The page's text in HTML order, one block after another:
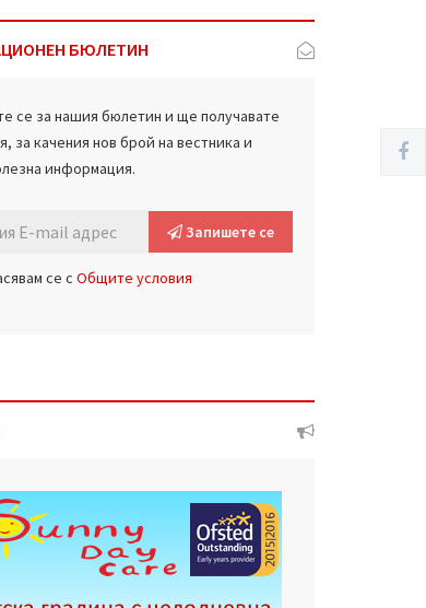
БЮЛЕТИН
се за нашия бюлетин и ще получавате
за качения нов брой на вестника и
информация.
Запишете се
се с Общите условия